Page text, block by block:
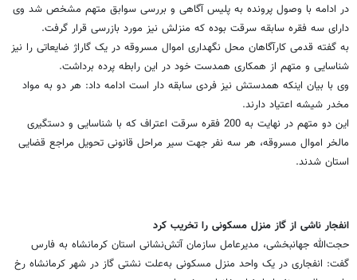
در ادامه با وصول پرونده به پلیس آگاهی و بررسی سوابق متهم مشخص شد وی
دارای سه فقره سابقه سرقت بوده که منزلش نیز مورد بازرسی قرار گرفت.
به گفته قدمی کارآگاهان محل نگهداری اموال مسروقه در یک گاراژ ضایعاتی را نیز
شناسایی و متهم از همکاری همدست خود در این رابطه پرده برداشت.
وی با بیان اینکه همدستش نیز فردی سابقه دار است ادامه داد: هر دو به مواد
مخدر شیشه اعتیاد دارند.
این دو متهم در نهایت به 200 فقره سرقت اعتراف که با شناسایی و دستگیری
مالخر اموال مسروقه، هر سه نفر جهت سیر مراحل قانونی تحویل مراجع قضایی
استان شدند.
انفجار ناشی از گاز منزل مسکونی را تخریب کرد
حجت‌الله جهانبخشی، مدیرعامل سازمان آتش‌نشانی استان کرمانشاه به فارس
گفت: انفجاری در یک واحد منزل مسکونی به‌علت نشتی گاز در شهر کرمانشاه رخ